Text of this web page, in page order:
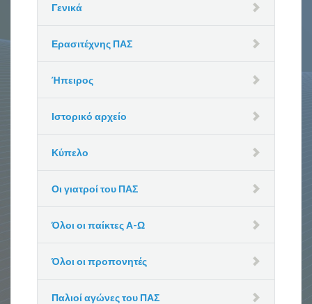
Γενικά
Ερασιτέχνης ΠΑΣ
Ήπειρος
Ιστορικό αρχείο
Κύπελο
Οι γιατροί του ΠΑΣ
Όλοι οι παίκτες Α-Ω
Όλοι οι προπονητές
Παλιοί αγώνες του ΠΑΣ